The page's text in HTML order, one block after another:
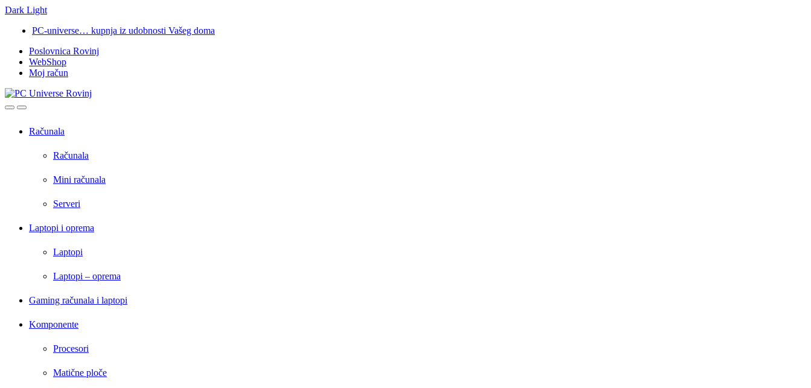
Dark Light
navigation
content
PC-universe… kupnja iz udobnosti Vašeg doma
Poslovnica Rovinj
WebShop
Moj račun
OpenClose
Računala
Računala
Mini računala
Serveri
Laptopi i oprema
Laptopi
Laptopi – oprema
Gaming računala i laptopi
Komponente
Procesori
Matične ploče